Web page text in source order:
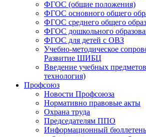
ФГОС (общие положения)
ФГОС основного общего
ФГОС среднего общего
ФГОС дошкольного
ФГОС для детей с ОВЗ
Учебно-методическое
Развитие ШИБЦ
Введение учебных
технология)
Профсоюз
Новости Профсоюза
Нормативно правовые акты
Охрана труда
Председателям ППО
Информационный